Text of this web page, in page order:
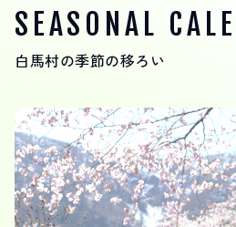
白馬村観光局インフォメーション
399-9301 長野県北安曇郡白馬村北
Snow Peak LAND STATION
SEASONAL
白馬村の季節の移ろい